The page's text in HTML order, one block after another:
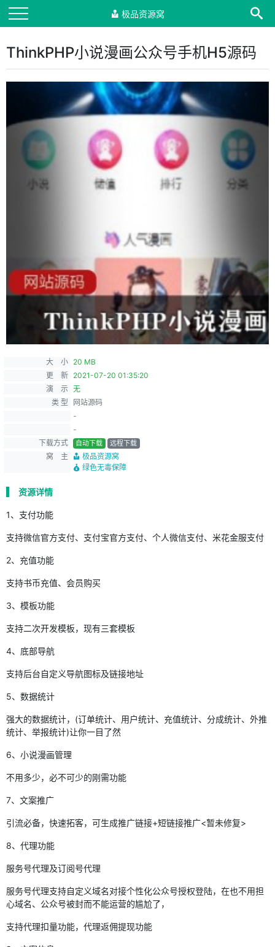
极品资源窝
ThinkPHP小说漫画公众号手机H5源码
大 小 20 MB
更 新 2021-07-20 01:35:20
演 示 无
类 型
网站源码
-
-
下载方式
自动下载 远程下载
窝 主
极品资源窝
绿色无毒保障
资源详情
1、支付功能
支持微信官方支付、支付宝官方支付、个人微信支付、米花金服支付
2、充值功能
支持书币充值、会员购买
3、模板功能
支持二次开发模板，现有三套模板
4、底部导航
支持后台自定义导航图标及链接地址
5、数据统计
强大的数据统计，(订单统计、用户统计、充值统计、分成统计、外推
统计、举报统计)让你一目了然
6、小说漫画管理
不用多少，必不可少的刚需功能
7、文案推广
引流必备，快速拓客，可生成推广链接+短链接推广<暂未修复>
8、代理功能
服务号代理及订阅号代理
服务号代理支持自定义域名对接个性化公众号授权登陆，在也不用担
心域名、公众号被封而不能运营的尴尬了，
支持代理扣量功能，代理返佣提现功能